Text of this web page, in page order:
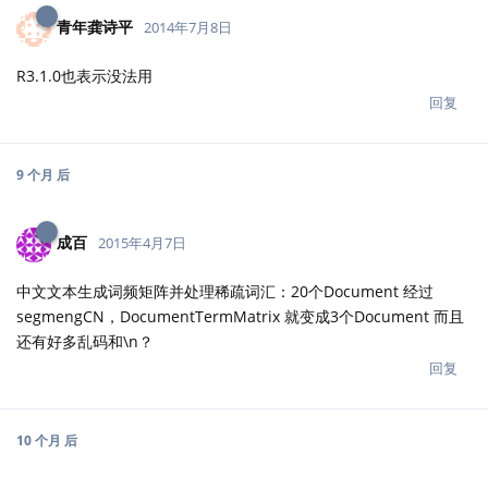
青年龚诗平 2014年7月8日
R3.1.0也表示没法用
回复
9 个月 后
成百 2015年4月7日
中文文本生成词频矩阵并处理稀疏词汇：20个Document 经过
segmengCN，DocumentTermMatrix 就变成3个Document 而且
还有好多乱码和\n？
回复
10 个月 后